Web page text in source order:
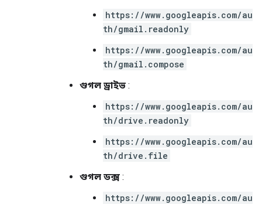
https://www.googleapis.com/au
th/gmail.readonly
https://www.googleapis.com/au
th/gmail.compose
গুগল ড্রাইভ :
https://www.googleapis.com/au
th/drive.readonly
https://www.googleapis.com/au
th/drive.file
গুগল ডক্স :
https://www.googleapis.com/au